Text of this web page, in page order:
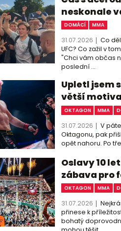
neskonale
DOMÁCÍ MMA
31.07.2026
Co
UFC? Co zažil v
"Chci vám občas
poslední ...
Upletl jsem
větší
OKTAGON MMA
31.07.2026
V
Oktagonu, pak
opět nahoru. Po
Oslavy 10
zábava pro
OKTAGON MMA
31.07.2026
přinese k
bohatý